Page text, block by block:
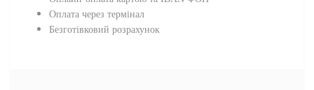
Оплата через термінал
Безготівковий розрахунок